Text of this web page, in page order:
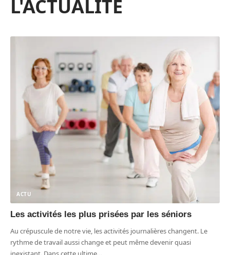
L'ACTUALITÉ
ACTU
Les activités les plus prisées par les séniors
Au crépuscule de notre vie, les activités journalières changent. Le
rythme de travail aussi change et peut même devenir quasi